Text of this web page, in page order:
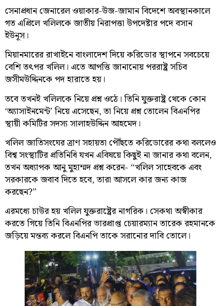
সেনাপ্রধান জেনারেল ওয়াকার-উজ-জামান বিদেশে অবস্থানকালে
গত এপ্রিলে খলিলকে জাতীয় নিরাপত্তা উপদেষ্টার পদে বসান
ইউনূস।
মিয়ানমারের রাখাইনে বাংলাদেশ দিয়ে করিডোর স্থাপনে সবচেয়ে
বেশি তৎপর খলিল। এতে আপত্তি জানানোয় পররাষ্ট্র সচিব
জসীমউদ্দিনকে পদ হারাতে হয়।
তবে তখনই খলিলকে নিয়ে প্রশ্ন ওঠে। তিনি যুক্তরাষ্ট্র থেকে কোন
‘অ্যাসাইনমেন্ট’ নিয়ে এসেছেন, তা নিয়ে প্রশ্ন তোলেন বিএনপির
স্থায়ী কমিটির সদস্য সালাহউদ্দিন আহমেদ।
খলিল জাতিসংঘের ত্রাণ সহায়তা পৌঁছতে করিডোরের কথা বললেও
বিশ্ব সংস্থাটির প্রতিনিধি যখন এবিষয়ে কিছুই না জানার কথা বলেন,
তখন অধ্যাপক আনু মুহাম্মদ প্রশ্ন করেন- “খলিল সাহেবকে এবং
সরকারকে জবাব দিতে হবে, তারা আসলে কার জন্য কাজ
করছেন?”
এরমধ্যে চাউর হয় খলিল যুক্তরাষ্ট্রের নাগরিক। সেকথা অস্বীকার
করতে গিয়ে তিনি বিএনপির ভারপ্রাপ্ত চেয়ারম্যান তারেক রহমানকে
জড়িয়ে মন্তব্য করলে বিএনপি তাকে সরানোর দাবি তোলে।